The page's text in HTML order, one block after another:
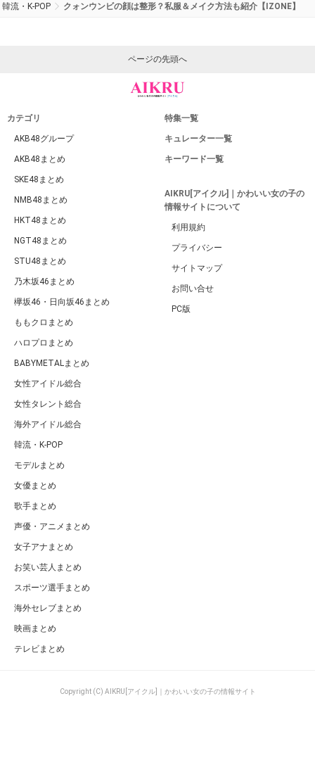
韓流・K-POP クォンウンビの顔は整形？私服＆メイク方法も紹介【IZONE】
ページの先頭へ
カテゴリ
AKB48グループ
AKB48まとめ
SKE48まとめ
NMB48まとめ
HKT48まとめ
NGT48まとめ
STU48まとめ
乃木坂46まとめ
欅坂46・日向坂46まとめ
ももクロまとめ
ハロプロまとめ
BABYMETALまとめ
女性アイドル総合
女性タレント総合
海外アイドル総合
韓流・K-POP
モデルまとめ
女優まとめ
歌手まとめ
声優・アニメまとめ
女子アナまとめ
お笑い芸人まとめ
スポーツ選手まとめ
海外セレブまとめ
映画まとめ
テレビまとめ
特集一覧
キュレーター一覧
キーワード一覧
AIKRU[アイクル]｜かわいい女の子の
情報サイトについて
利用規約
プライバシー
サイトマップ
お問い合せ
PC版
Copyright (C) AIKRU[アイクル]｜かわいい女の子の情報サイト